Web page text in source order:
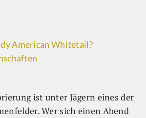
American Whitetail?
ist unter Jägern eines der
Wer sich einen Abend